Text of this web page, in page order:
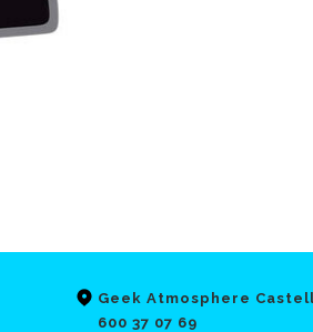
Geek Atmosphere
600 37 07 69